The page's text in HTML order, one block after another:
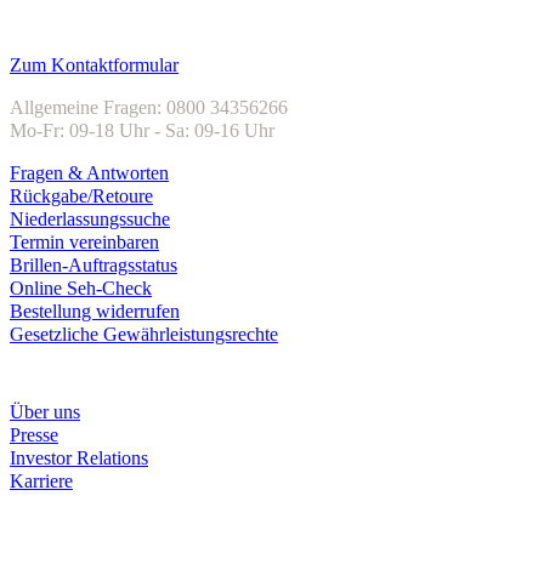
Zum Kontaktformular
Allgemeine Fragen: 0800 34356266
Mo-Fr: 09-18 Uhr - Sa: 09-16 Uhr
Fragen & Antworten
Rückgabe/Retoure
Niederlassungssuche
Termin vereinbaren
Brillen-Auftragsstatus
Online Seh-Check
Bestellung widerrufen
Gesetzliche Gewährleistungsrechte
Über uns
Presse
Investor Relations
Karriere